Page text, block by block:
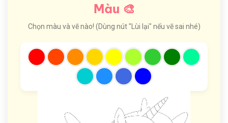
Màu 🎨
Chọn màu và vẽ nào! (Dùng nút "Lùi lại" nếu vẽ sai nhé)